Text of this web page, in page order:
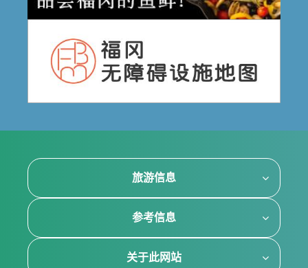
旅游信息
参考信息
关于此网站